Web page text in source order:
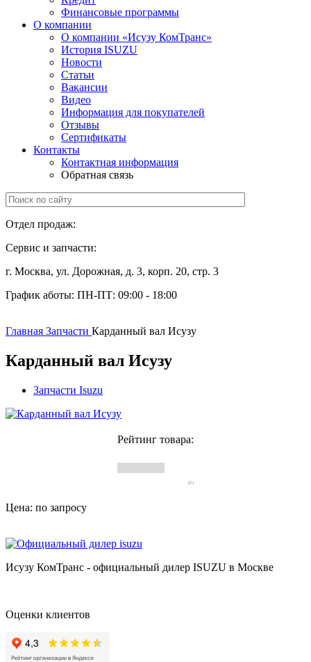
Финансовые программы
О компании
О компании «Исузу КомТранс»
История ISUZU
Новости
Статьи
Вакансии
Видео
Информация для покупателей
Отзывы
Сертификаты
Контакты
Контактная информация
Обратная связь
Отдел продаж:
Сервис и запчасти:
г. Москва, ул. Дорожная, д. 3, корп. 20, стр. 3
График аботы: ПН-ПТ: 09:00 - 18:00
Главная Запчасти Карданный вал Исузу
Карданный вал Исузу
Запчасти Isuzu
Рейтинг товара:
(0)
Цена: по запросу
Исузу КомТранс - официальный дилер ISUZU в Москве
Оценки клиентов